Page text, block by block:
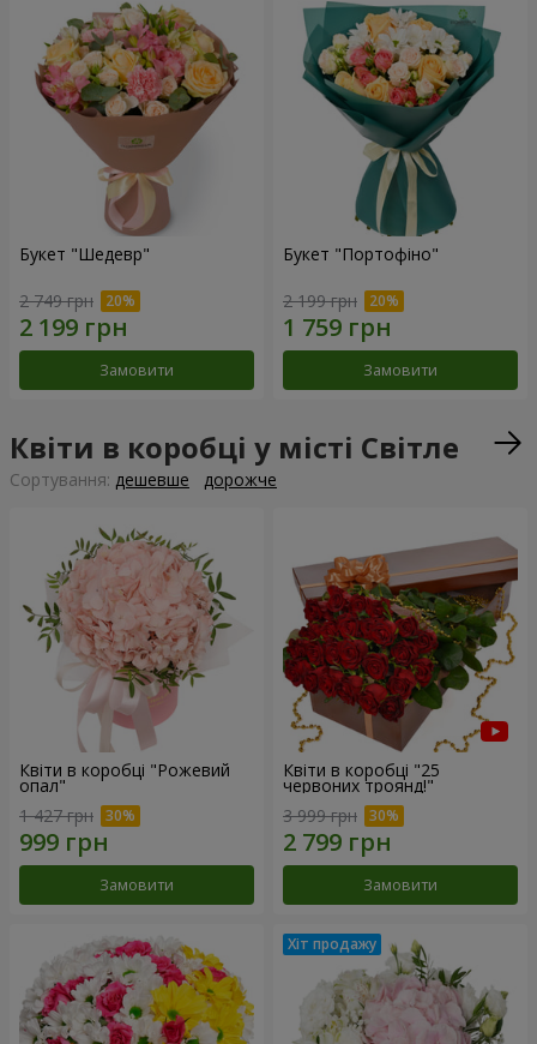
Букет "Шедевр"
2 749 грн
Замовити
Букет "Портофіно"
2 199 грн
Замовити
Квіти в коробці у місті Світле
Сортування: дешевше дорожче
Квіти в коробці "Рожевий
опал"
1 427 грн
Замовити
Квіти в коробці "25
червоних троянд!"
3 999 грн
Замовити